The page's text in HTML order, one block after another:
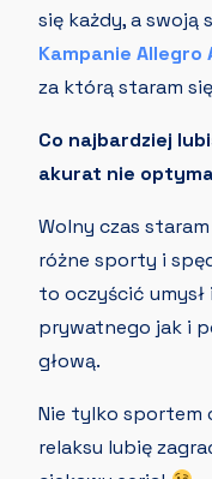
się każdy, a swoją
Kampanie Allegro
za którą staram
Co najbardziej
akurat nie
Wolny czas
różne sporty i
to oczyścić
prywatnego jak i
głową.
Nie tylko sportem
relaksu lubię